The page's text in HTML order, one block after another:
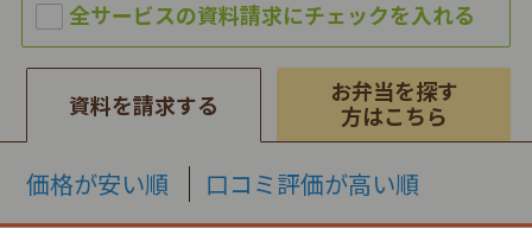
資料を請求する
お弁当を探す
方はこちら
価格が安い順 口コミ評価が高い順